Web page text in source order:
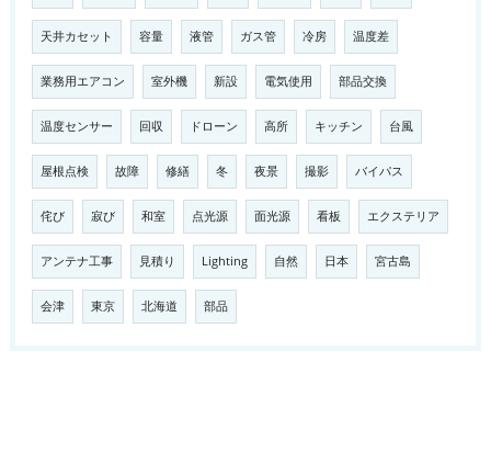
天井カセット 容量 液管 ガス管 冷房 温度差
業務用エアコン 室外機 新設 電気使用 部品交換
温度センサー 回収 ドローン 高所 キッチン 台風
屋根点検 故障 修繕 冬 夜景 撮影 バイパス
侘び 寂び 和室 点光源 面光源 看板 エクステリア
アンテナ工事 見積り Lighting 自然 日本 宮古島
会津 東京 北海道 部品